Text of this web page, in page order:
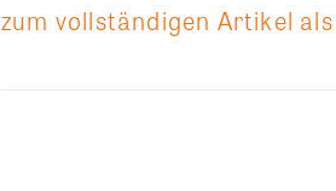
zum vollständigen Artikel als